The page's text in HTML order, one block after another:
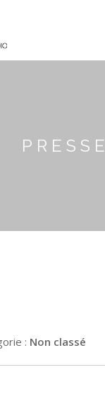
PRESSE
: Non classé